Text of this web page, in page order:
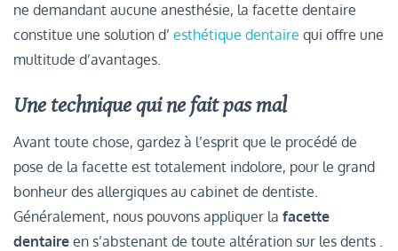
ne demandant aucune anesthésie, la facette dentaire
constitue une solution d’ esthétique dentaire qui offre une
multitude d’avantages.
Une technique qui ne fait pas mal
Avant toute chose, gardez à l’esprit que le procédé de
pose de la facette est totalement indolore, pour le grand
bonheur des allergiques au cabinet de dentiste.
Généralement, nous pouvons appliquer la facette
dentaire en s’abstenant de toute altération sur les dents .